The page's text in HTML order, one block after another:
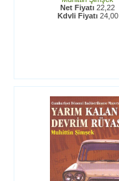
Net Fiyatı 22,22
Kdvli Fiyatı 24,00